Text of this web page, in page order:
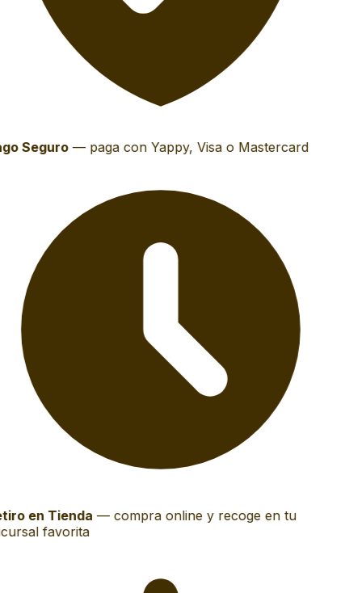
Seguro— paga con Yappy, Visa o Mastercard
en Tienda— compra online y recoge en tu
favorita